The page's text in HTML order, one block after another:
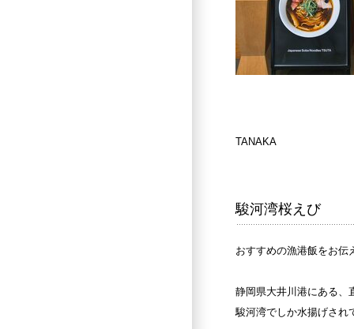
TANAKA
駿河湾桜えび
おすすめの漁港飯をお伝
静岡県大井川港にある、
駿河湾でしか水揚げされ